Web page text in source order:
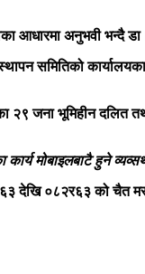
आधारमा अनुभवी भन्दै
समितिको
जना भूमिहीन दलित
मोबाइलबाटै हुने
देखि ०८२र६३ को चैत